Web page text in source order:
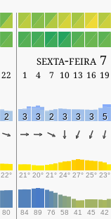
sexta-feira 7
22 1 4 7 10 13 16 19
2 3 3 2 3 3 3 5
22° 21° 20° 21° 24° 27° 25° 23°
80 84 89 76 58 41 45 42